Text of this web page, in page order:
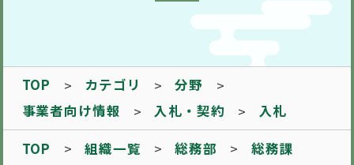
TOP カテゴリ
分野
事業者向け情報
入札・契約
入札
TOP
組織一覧 総務部 総務課